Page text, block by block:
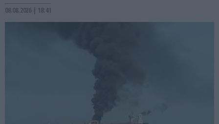
08.08.2026 | 18:41